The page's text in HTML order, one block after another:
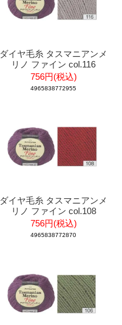
ダイヤ毛糸 タスマニアンメ
リノ ファイン col.116
756円(税込)
4965838772955
ダイヤ毛糸 タスマニアンメ
リノ ファイン col.108
756円(税込)
4965838772870